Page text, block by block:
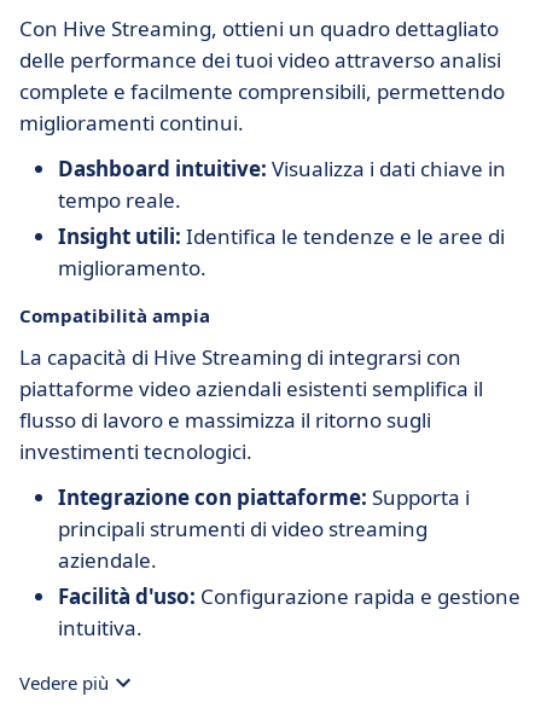
Con Hive Streaming, ottieni un quadro dettagliato
delle performance dei tuoi video attraverso analisi
complete e facilmente comprensibili, permettendo
miglioramenti continui.
Dashboard intuitive: Visualizza i dati chiave in
tempo reale.
Insight utili: Identifica le tendenze e le aree di
miglioramento.
Compatibilità ampia
La capacità di Hive Streaming di integrarsi con
piattaforme video aziendali esistenti semplifica il
flusso di lavoro e massimizza il ritorno sugli
investimenti tecnologici.
Integrazione con piattaforme: Supporta i
principali strumenti di video streaming
aziendale.
Facilità d'uso: Configurazione rapida e gestione
intuitiva.
Vedere più